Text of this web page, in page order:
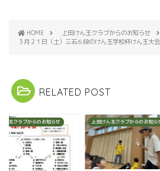
HOME
上田けん玉クラブからのお知らせ
３月２１日（土）三石６段のけん玉学校杯けん玉大
RELATED POST
ん玉クラブからのお知らせ 上田けん玉クラブからのお知ら